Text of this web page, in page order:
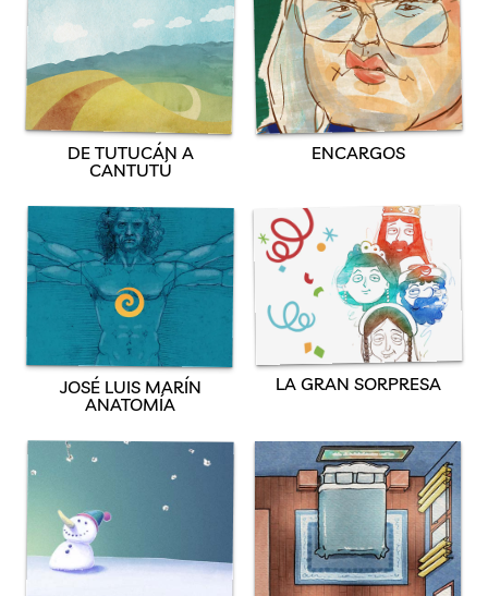
DE TUTUCÁN A
CANTUTÚ
ENCARGOS
JOSÉ LUIS MARÍN
ANATOMÍA
LA GRAN SORPRESA